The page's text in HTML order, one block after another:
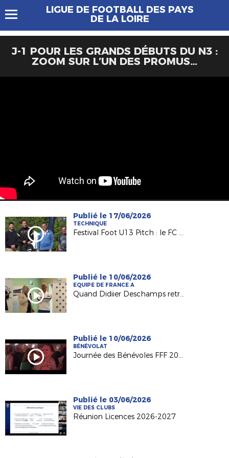
LIGUE DE FOOTBALL DES PAYS
DE LA LOIRE
J-1 POUR LES GRANDS DÉBUTS DU N3 :
ZOOM SUR L’UN DES PROMUS…
Publié le 17/06/2026
TECHNIQUE
Festival Foot U13 Pitch : le FC Chalonnes Chaudefonds club support à l'organisation
Publié le 10/06/2026
EQUIPE DE FRANCE A
Quand Didiier Deschamps retrouve ses racines nantaises...
Publié le 10/06/2026
BÉNÉVOLAT
Journée des Bénévoles FFF 2026
Publié le 03/06/2026
VIE DES CLUBS
Réunion Licences 2026-2027